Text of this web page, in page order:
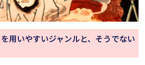
を用いやすいジャンルと、そうでない